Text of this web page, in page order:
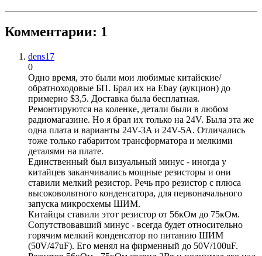
Комментарии: 1
dens17
0
Одно время, это были мои любимые китайские/
обратноходовые БП. Брал их на Ebay (аукцион) до
примерно $3,5. Доставка была бесплатная.
Ремонтируются на коленке, детали были в любом
радиомагазине. Но я брал их только на 24V. Была эта же
одна плата и варианты 24V-3A и 24V-5A. Отличались
тоже только габаритом трансформатора и мелкими
деталями на плате.
Единственный был визуальный минус - иногда у
китайцев заканчивались мощные резисторы и они
ставили мелкий резистор. Речь про резистор с плюса
высоковольтного конденсатора, для первоначального
запуска микросхемы ШИМ.
Китайцы ставили этот резистор от 56кОм до 75кОм.
Сопутствовавший минус - всегда будет относительно
горячим мелкий конденсатор по питанию ШИМ
(50V/47uF). Его менял на фирменный до 50V/100uF.